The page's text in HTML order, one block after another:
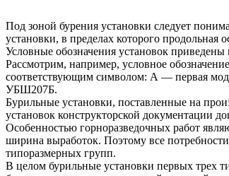
Под зоной бурения установки следует
установки, в пределах которого
Условные обозначения установок приведены
Рассмотрим, например, условное
соответствующим символом: А — первая
УБШ207Б.
Бурильные установки, поставленные на
установок конструкторской документации
Особенностью горноразведочных работ
ширина выработок. Поэтому все
типоразмерных групп.
В целом бурильные установки первых трех